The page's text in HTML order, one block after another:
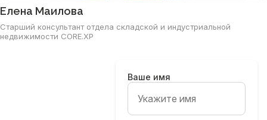
Елена Маилова
Старший консультант отдела складской и индустриальной
недвижимости CORE.XP
Ваше имя